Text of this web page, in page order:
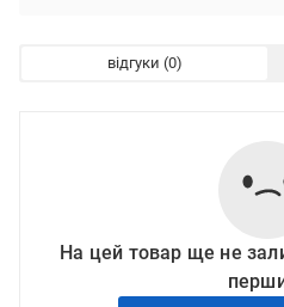
відгуки
На цей товар ще не